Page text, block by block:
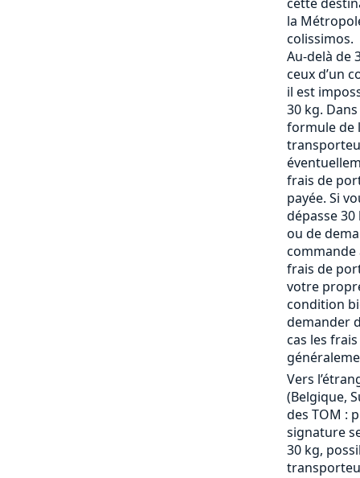
la
colissimos.
Au-delà de
ceux d’un
il est
30 kg.
formule de
frais de
payée. Si
dépasse
ou de
commande
frais de
votre
condition
demander
cas les
Vers
(Belgique,
des TOM :
signature
30 kg,